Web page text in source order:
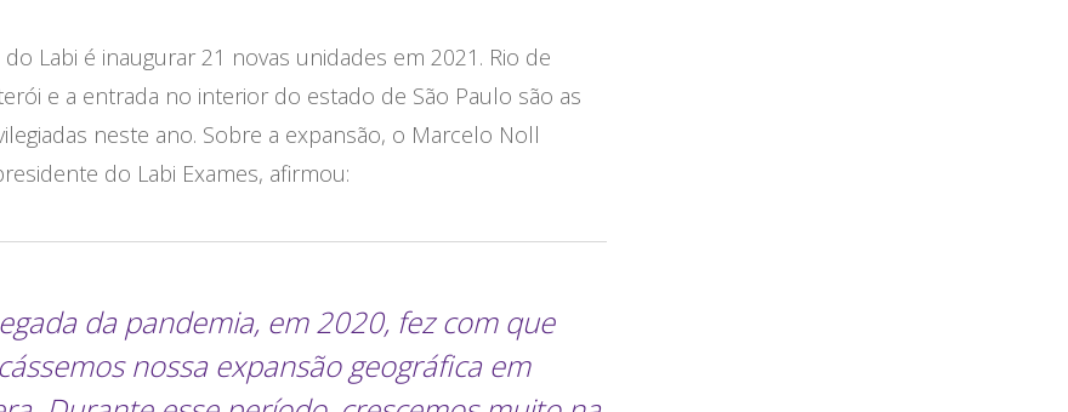
Labi é inaugurar 21 novas unidades em 2021. Rio de
e a entrada no interior do estado de São Paulo são as
neste ano. Sobre a expansão, o Marcelo Noll
do Labi Exames, afirmou:
da pandemia, em 2020, fez com que
nossa expansão geográfica em